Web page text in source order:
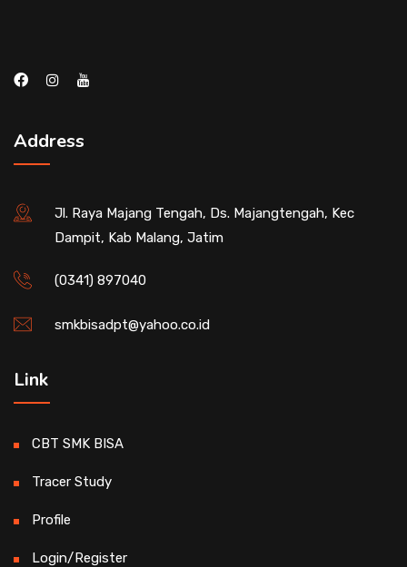
Address
Jl. Raya Majang Tengah, Ds. Majangtengah, Kec
Dampit, Kab Malang, Jatim
(0341) 897040
smkbisadpt@yahoo.co.id
Link
CBT SMK BISA
Tracer Study
Profile
Login/Register